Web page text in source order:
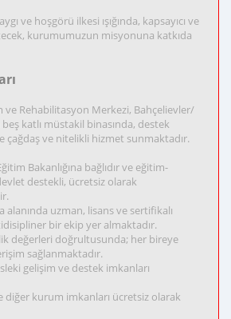
ve hoşgörü ilkesi ışığında, kapsayıcı ve
kurumumuzun misyonuna katkıda
ve Rehabilitasyon Merkezi, Bahçelievler/
katlı müstakil binasında, destek
çağdaş ve nitelikli hizmet sunmaktadır.
Bakanlığına bağlıdır ve eğitim-
destekli, ücretsiz olarak
uzman, lisans ve sertifikalı
bir ekip yer almaktadır.
değerleri doğrultusunda; her bireye
sağlanmaktadır.
gelişim ve destek imkanları
diğer kurum imkanları ücretsiz olarak